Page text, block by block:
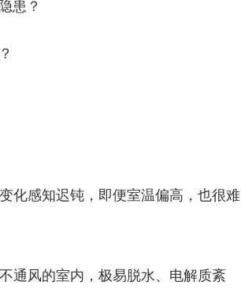
患？
感知迟钝，即便室温偏高，也很难
风的室内，极易脱水、电解质紊